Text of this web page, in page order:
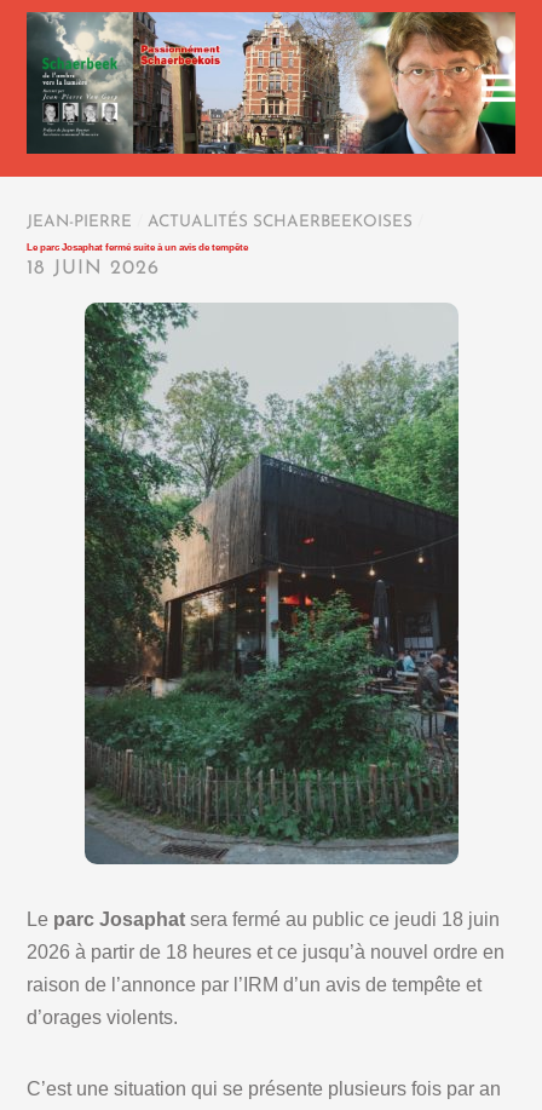
JEAN-PIERRE ACTUALITÉS SCHAERBEEKOISES
Le parc Josaphat fermé suite à un avis de tempête
18 JUIN 2026
Le parc Josaphat sera fermé au public ce jeudi 18 juin
2026 à partir de 18 heures et ce jusqu’à nouvel ordre en
raison de l’annonce par l’IRM d’un avis de tempête et
d’orages violents.
C’est une situation qui se présente plusieurs fois par an